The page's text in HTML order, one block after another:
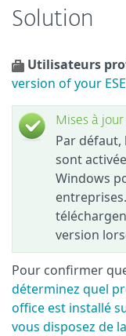
Solution
Utilisateurs
version of your
Mises à
Par défaut,
sont
Windows
version
Pour confirmer
déterminez quel
office est installé
vous disposez de